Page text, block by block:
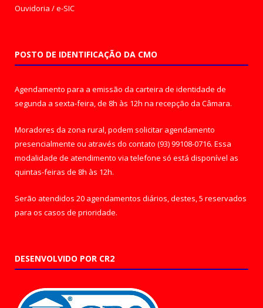
Ouvidoria /e-SIC
POSTO DE IDENTIFICAÇÃO DA CMO
Agendamento para a emissão da carteira de identidade de
segunda a sexta-feira, de 8h às 12h na recepção da Câmara.
Moradores da zona rural, podem solicitar agendamento
presencialmente ou através do contato (93) 99108-0716. Essa
modalidade de atendimento via telefone só está disponível as
quintas-feiras de 8h às 12h.
Serão atendidos 20 agendamentos diários, destes, 5 reservados
para os casos de prioridade.
DESENVOLVIDO POR CR2